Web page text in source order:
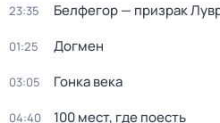
23:35 Белфегор — призрак
01:25 Догмен
03:05 Гонка века
04:40 100 мест, где поесть